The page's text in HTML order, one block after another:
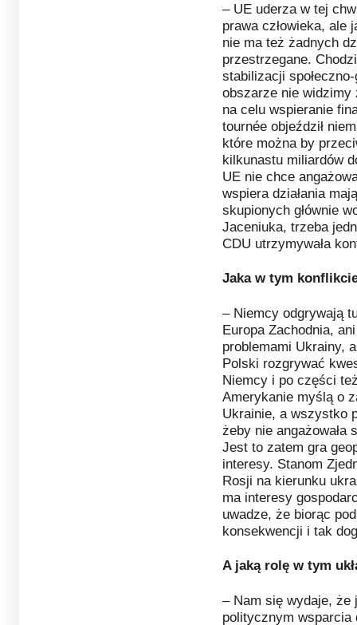
– UE uderza w tej
prawa człowieka, ale
nie ma też żadnych
przestrzegane.
stabilizacji
obszarze nie widzimy
na celu wspieranie
tournée objeździł
które można by
kilkunastu miliardów
UE nie chce
wspiera działania
skupionych głównie
Jaceniuka, trzeba
CDU utrzymywała
Jaka w tym
– Niemcy odgrywają
Europa Zachodnia,
problemami Ukrainy,
Polski rozgrywać
Niemcy i po części
Amerykanie myślą o
Ukrainie, a wszystko
żeby nie angażowała
Jest to zatem gra
interesy. Stanom
Rosji na kierunku
ma interesy
uwadze, że biorąc
konsekwencji i tak
A jaką rolę w tym
– Nam się wydaje, że
politycznym